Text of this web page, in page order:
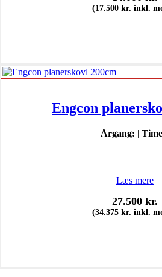
(17.500 kr. inkl.
Engcon
Årgang: |
Læs mere
27.500 kr.
(34.375 kr. inkl.